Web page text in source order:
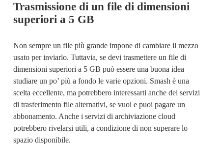
Trasmissione di un file di dimensioni
superiori a 5 GB
Non sempre un file più grande impone di cambiare il mezzo
usato per inviarlo. Tuttavia, se devi trasmettere un file di
dimensioni superiori a 5 GB può essere una buona idea
studiare un po’ più a fondo le varie opzioni. Smash è una
scelta eccellente, ma potrebbero interessarti anche dei servizi
di trasferimento file alternativi, se vuoi e puoi pagare un
abbonamento. Anche i servizi di archiviazione cloud
potrebbero rivelarsi utili, a condizione di non superare lo
spazio disponibile.